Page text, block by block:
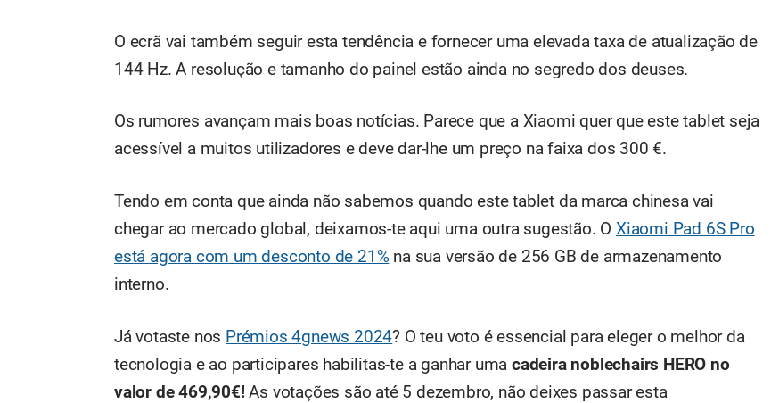
O ecrã vai também seguir esta tendência e fornecer uma elevada taxa de atualização de
144 Hz. A resolução e tamanho do painel estão ainda no segredo dos deuses.
Os rumores avançam mais boas notícias. Parece que a Xiaomi quer que este tablet seja
acessível a muitos utilizadores e deve dar-lhe um preço na faixa dos 300 €.
Tendo em conta que ainda não sabemos quando este tablet da marca chinesa vai
chegar ao mercado global, deixamos-te aqui uma outra sugestão. O Xiaomi Pad 6S Pro
está agora com um desconto de 21% na sua versão de 256 GB de armazenamento
interno.
Já votaste nos Prémios 4gnews 2024? O teu voto é essencial para eleger o melhor da
tecnologia e ao participares habilitas-te a ganhar uma cadeira noblechairs HERO no
valor de 469,90€!As votações são até 5 dezembro, não deixes passar esta